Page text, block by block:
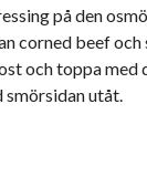
på den
corned beef
och toppa med
smörsidan utåt.